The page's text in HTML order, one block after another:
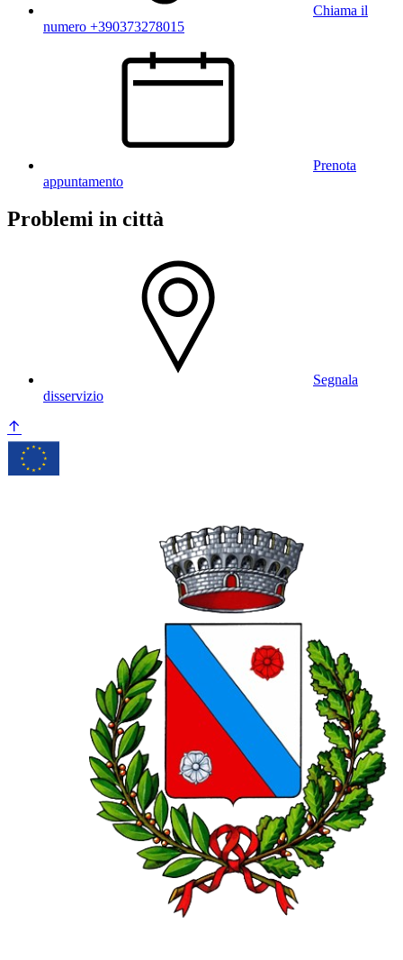
Chiama il
numero +390373278015
Prenota
appuntamento
Problemi in città
Segnala
disservizio